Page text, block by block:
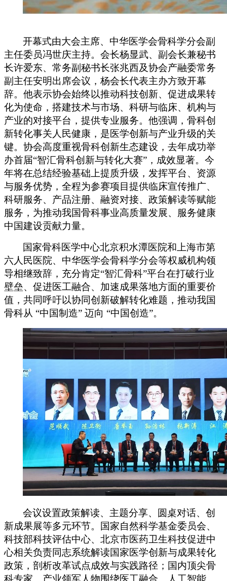
开幕式由大会主席、中华医学会骨科学分会副
主任委员冯世庆主持。 会长杨显武、副会长兼秘书
长许爱东、常务副秘书长张兆西及协会产融委常务
副主任安明出席会议，杨会长代表主办方致开幕
辞。 他表示协会始终以推动科技创新、促进成果转
化为使命，搭建技术与市场、科研与临床、机构与
产业的对接平台，提供专业服务。他强调，骨科创
新转化事关 人民健康，是医学创新与产业升级的关
键。协会高度重视骨科创新生态建设，去年成功举
办首届“智汇骨科创新与转化大赛”，成效显著。今
年将在总结经验基础上提质升级，发挥平台、资源
与服务优势，全程为参赛项目提供临床宣传推广、
科研服务、产品注册、融资对接、政策解读等赋能
服务，为推动我国骨科事业高质量发展、服务健康
中国建设贡献力量。
国家骨科医学中心北京积水潭医院和上海市第
六人民医院、中华医学会骨科学分会等权威机构领
导相继致辞，充分肯定“智汇骨科”平台在打破行业
壁垒、促进医工融合、加速成果落地方面的重要价
值，共同呼吁以协同创新破解转化难题，推动我国
骨科从 “中国制造” 迈向 “中国创造”。
会议设置政策解读、主题分享、圆桌对话、创
新成果展等多元环节。国家自然科学基金委员会、
科技部科技评估中心、北京市医药卫生科技促进中
心相关负责同志系统解读国家医学创新与成果转化
政策，剖析改革试点成效与实践路径；国内顶尖骨
科专家、产业领军人物围绕医工融合、人工智能、